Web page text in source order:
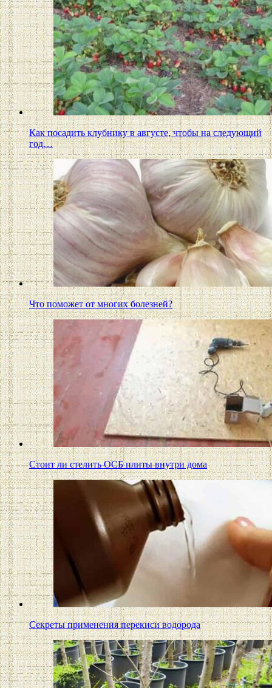
Как посадить клубнику в августе, чтобы на следующий
год…
Что поможет от многих болезней?
Стоит ли стелить ОСБ плиты внутри дома
Секреты применения перекиси водорода